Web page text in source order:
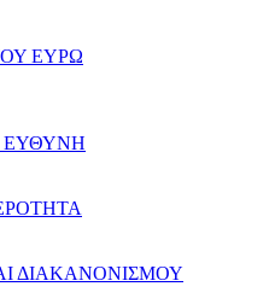
ΕΥΡΩ
ΕΥΘΥΝΗ
ΔΙΑΚΑΝΟΝΙΣΜΟΥ